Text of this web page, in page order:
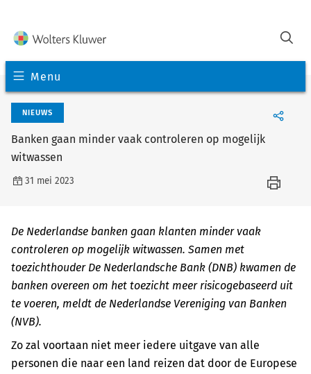
Menu
NIEUWS
Banken gaan minder vaak controleren op mogelijk
witwassen
31 mei 2023
De Nederlandse banken gaan klanten minder vaak
controleren op mogelijk witwassen. Samen met
toezichthouder De Nederlandsche Bank (DNB) kwamen de
banken overeen om het toezicht meer risicogebaseerd uit
te voeren, meldt de Nederlandse Vereniging van Banken
(NVB).
Zo zal voortaan niet meer iedere uitgave van alle
personen die naar een land reizen dat door de Europese